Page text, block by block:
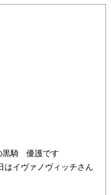
黒騎 優護です
イヴァノヴィッチさん